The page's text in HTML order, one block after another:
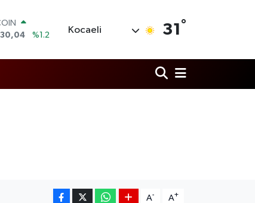
%1.2
Kocaeli 31 °
A- A+